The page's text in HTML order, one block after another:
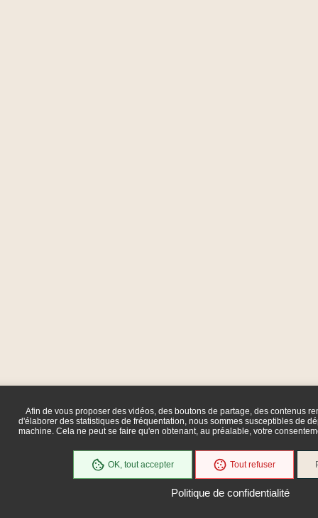
Afin de vous proposer des vidéos, des boutons de partage, des contenus
d'élaborer des statistiques de fréquentation, nous sommes susceptibles de
machine. Cela ne peut se faire qu'en obtenant, au préalable, votre
OK, tout accepter Tout refuser
Politique de confidentialité